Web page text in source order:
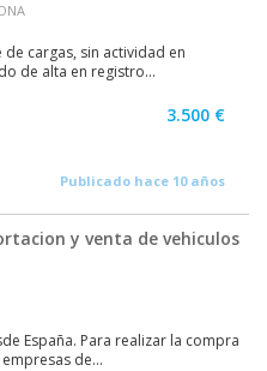
cargas, sin actividad en
de alta en registro...
3.500 €
Publicado hace 10 años
y venta de vehiculos
España. Para realizar la compra
de...